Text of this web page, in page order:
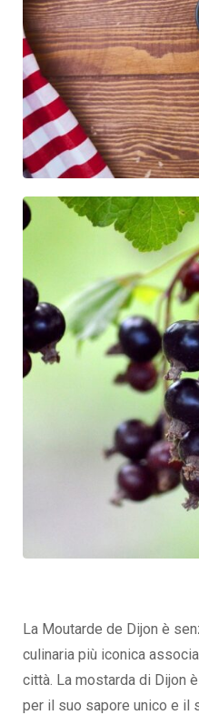
La Moutarde de Dijon è
culinaria più iconica
città. La mostarda di Dijon
per il suo sapore unico e il